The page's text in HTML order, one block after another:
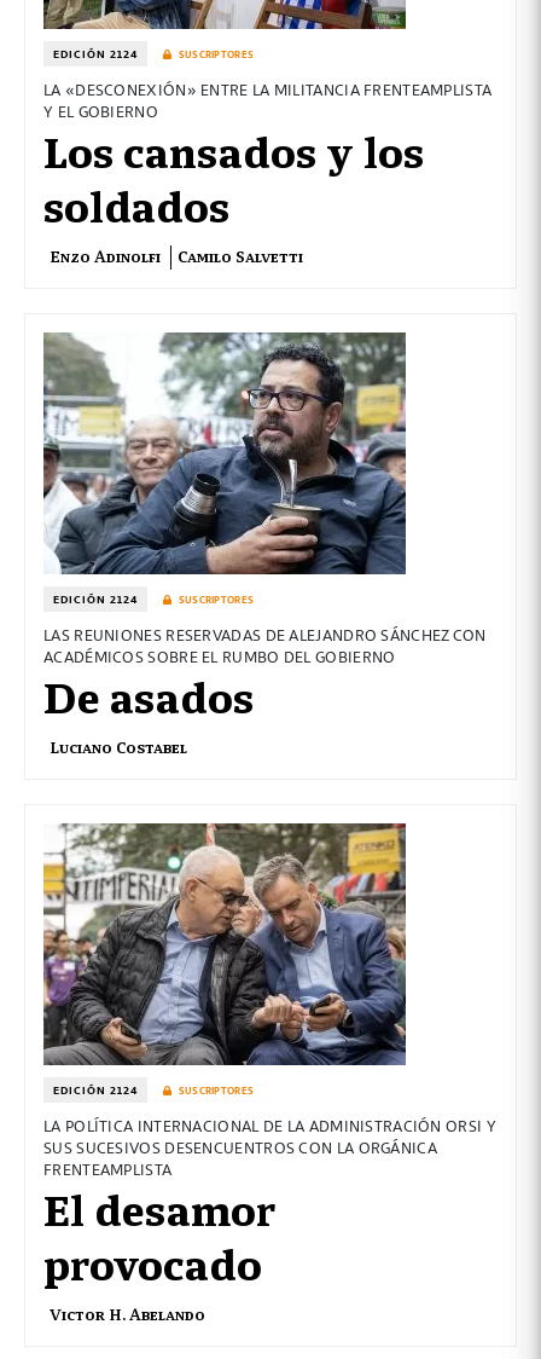
EDICIÓN 2124 SUSCRIPTORES
LA «DESCONEXIÓN» ENTRE LA MILITANCIA FRENTEAMPLISTA
Y EL GOBIERNO
Los cansados y los
soldados
Enzo Adinolfi Camilo Salvetti
EDICIÓN 2124 SUSCRIPTORES
LAS REUNIONES RESERVADAS DE ALEJANDRO SÁNCHEZ CON
ACADÉMICOS SOBRE EL RUMBO DEL GOBIERNO
De asados
Luciano Costabel
EDICIÓN 2124 SUSCRIPTORES
LA POLÍTICA INTERNACIONAL DE LA ADMINISTRACIÓN ORSI Y
SUS SUCESIVOS DESENCUENTROS CON LA ORGÁNICA
FRENTEAMPLISTA
El desamor
provocado
Victor H. Abelando